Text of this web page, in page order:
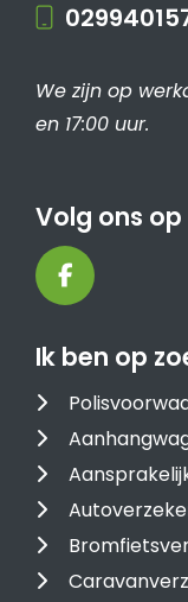
We zijn op
en 17:00 uur.
Volg ons op
Ik ben op